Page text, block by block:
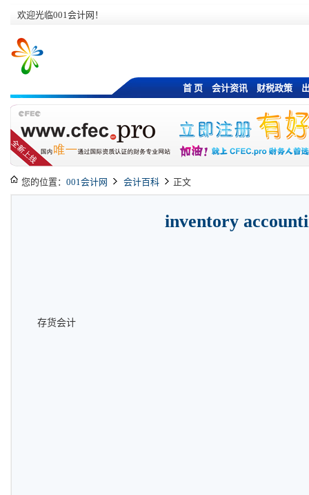
欢迎光临001会计网！
首 页 会计资讯 财税政策
您的位置： 001会计网 会计百科 正文
inventory
存货会计